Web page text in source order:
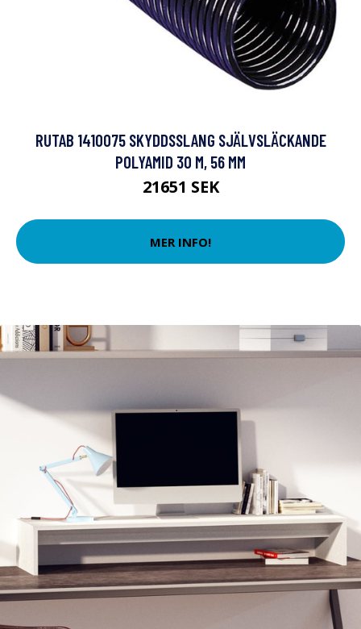
RUTAB 1410075 SKYDDSSLANG SJÄLVSLÄCKANDE
POLYAMID 30 M, 56 MM
21651 SEK
MER INFO!